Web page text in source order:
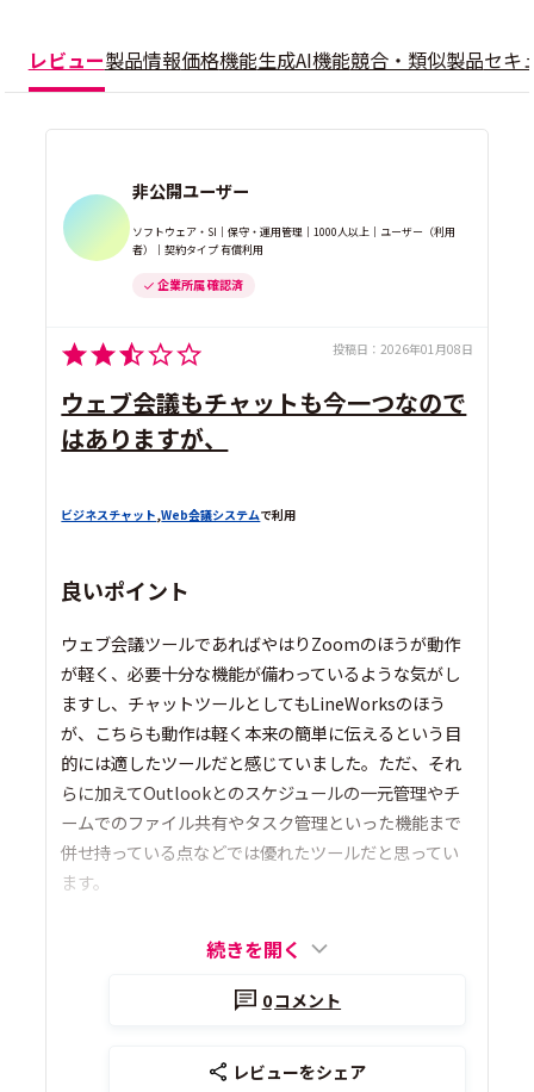
レビュー製品情報価格機能生成AI機能競合・類似製品セキ
非公開ユーザー
ソフトウェア・SI｜保守・運用管理｜1000人以上｜ユーザー（利用
者）｜契約タイプ 有償利用
企業所属 確認済
投稿日： 2026年01月08日
ウェブ会議もチャットも今一つなので
はありますが、
ビジネスチャット ,Web会議システムで利用
良いポイント
ウェブ会議ツールであればやはりZoomのほうが動作
が軽く、必要十分な機能が備わっているような気がし
ますし、チャットツールとしてもLineWorksのほう
が、こちらも動作は軽く本来の簡単に伝えるという目
的には適したツールだと感じていました。ただ、それ
らに加えてOutlookとのスケジュールの一元管理やチ
ームでのファイル共有やタスク管理といった機能まで
併せ持っている点などでは優れたツールだと思ってい
ます。
続きを開く
0コメント
レビューをシェア